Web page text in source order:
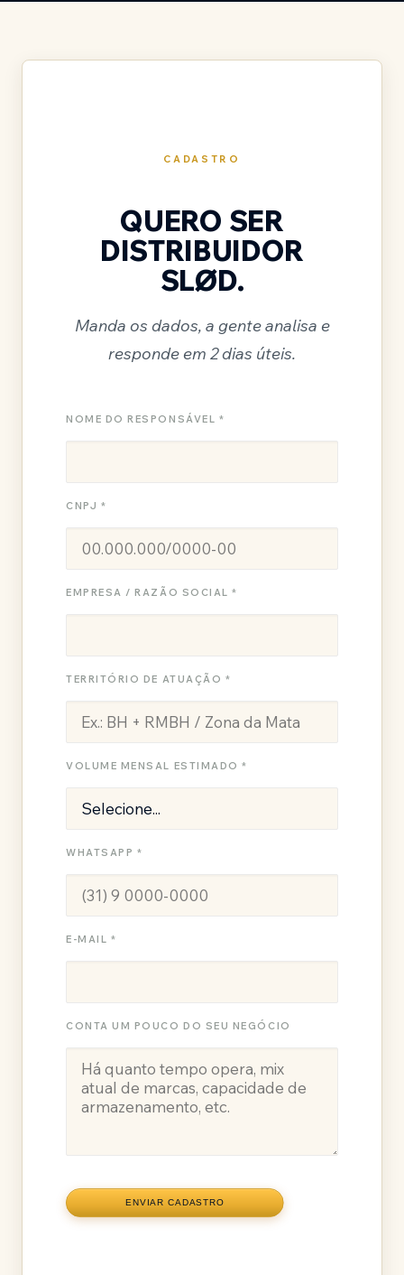
CADASTRO
QUERO SER
DISTRIBUIDOR
SLØD.
Manda os dados, a gente analisa e
responde em 2 dias úteis.
NOME DO RESPONSÁVEL *
CNPJ *
EMPRESA / RAZÃO SOCIAL *
TERRITÓRIO DE ATUAÇÃO *
VOLUME MENSAL ESTIMADO *
WHATSAPP *
E-MAIL *
CONTA UM POUCO DO SEU NEGÓCIO
ENVIAR CADASTRO